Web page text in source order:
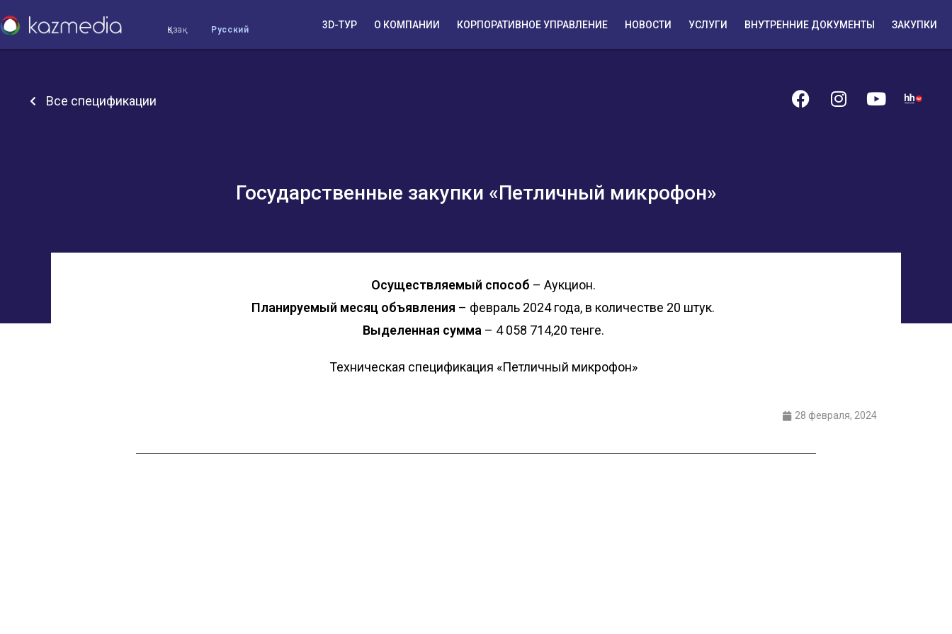
Қазақ Русский 3D-ТУР О КОМПАНИИ КОРПОРАТИВНОЕ УПРАВЛЕНИЕ НОВОСТИ УСЛУГИ ВНУТРЕННИЕ ДОКУМЕНТЫ ЗАКУПКИ
Все спецификации
Государственные закупки «Петличный микрофон»
Осуществляемый способ – Аукцион.
Планируемый месяц объявления – февраль 2024 года, в количестве 20 штук.
Выделенная сумма – 4 058 714,20 тенге.
Техническая спецификация «Петличный микрофон»
28 февраля, 2024